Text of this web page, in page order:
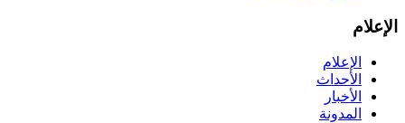
الإعلام
الإعلام
الأحداث
الأخبار
المدونة